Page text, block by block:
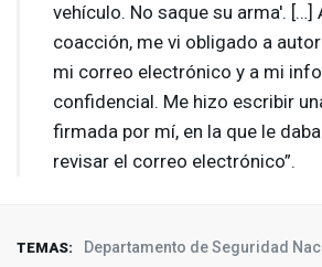
vehículo. No saque su arma'. […]
coacción, me vi obligado a
mi correo electrónico y a mi
confidencial. Me hizo escribir
firmada por mí, en la que le
revisar el correo electrónico”.
TEMAS:
Departamento de Seguridad